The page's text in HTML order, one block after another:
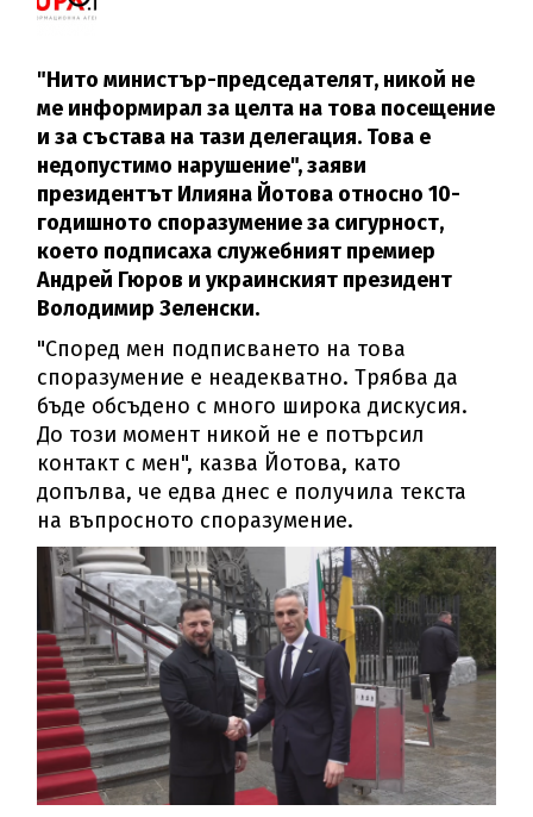
"Нито министър-председателят, никой не
ме информирал за целта на това посещение
и за състава на тази делегация. Това е
недопустимо нарушение", заяви
президентът Илияна Йотова относно 10-
годишното споразумение за сигурност,
което подписаха служебният премиер
Андрей Гюров и украинският президент
Володимир Зеленски.
"Според мен подписването на това
споразумение е неадекватно. Трябва да
бъде обсъдено с много широка дискусия.
До този момент никой не е потърсил
контакт с мен", казва Йотова, като
допълва, че едва днес е получила текста
на въпросното споразумение.